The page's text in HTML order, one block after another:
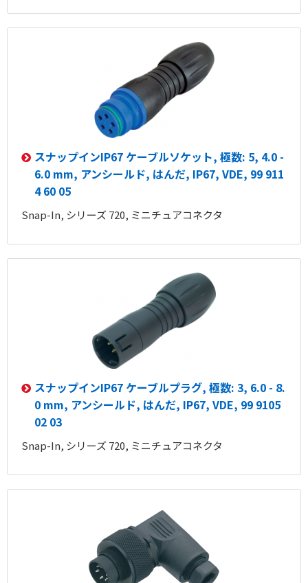
スナップインIP67 ケーブルソケット, 極数: 5, 4.0 -
6.0 mm, アンシールド, はんだ, IP67, VDE, 99 911
4 60 05
Snap-In, シリーズ 720, ミニチュアコネクタ
スナップインIP67 ケーブルプラグ, 極数: 3, 6.0 - 8.
0 mm, アンシールド, はんだ, IP67, VDE, 99 9105
02 03
Snap-In, シリーズ 720, ミニチュアコネクタ